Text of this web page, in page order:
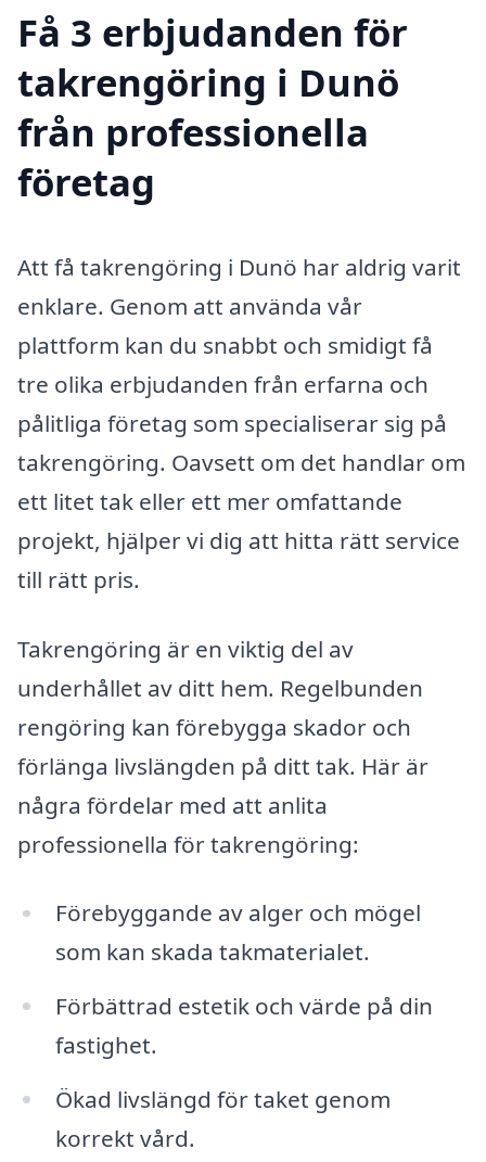
Få 3 erbjudanden för
takrengöring i Dunö
från professionella
företag
Att få takrengöring i Dunö har aldrig varit
enklare. Genom att använda vår
plattform kan du snabbt och smidigt få
tre olika erbjudanden från erfarna och
pålitliga företag som specialiserar sig på
takrengöring. Oavsett om det handlar om
ett litet tak eller ett mer omfattande
projekt, hjälper vi dig att hitta rätt service
till rätt pris.
Takrengöring är en viktig del av
underhållet av ditt hem. Regelbunden
rengöring kan förebygga skador och
förlänga livslängden på ditt tak. Här är
några fördelar med att anlita
professionella för takrengöring:
Förebyggande av alger och mögel
som kan skada takmaterialet.
Förbättrad estetik och värde på din
fastighet.
Ökad livslängd för taket genom
korrekt vård.